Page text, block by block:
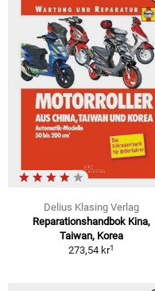
Delius Klasing Verlag
Reparationshandbok Kina,
Taiwan, Korea
273,54 kr1